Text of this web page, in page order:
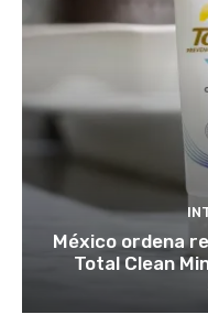
México ordena
Total Clean